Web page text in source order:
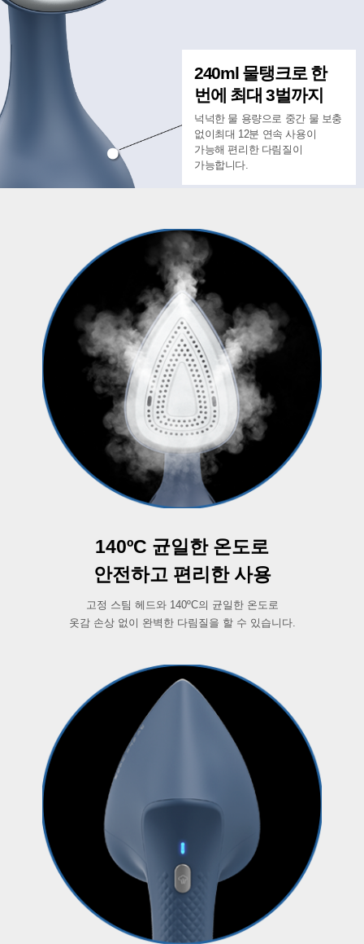
240ml 물탱크로한
번에 최대 3벌까지
넉넉한 물 용량으로 중간 물 보충
없이최대 12분 연속 사용이
가능해 편리한 다림질이
가능합니다.
140ºC 균일한 온도로
안전하고 편리한 사용
고정 스팀 헤드와 140ºC의 균일한 온도로
옷감 손상 없이 완벽한 다림질을 할 수 있습니다.